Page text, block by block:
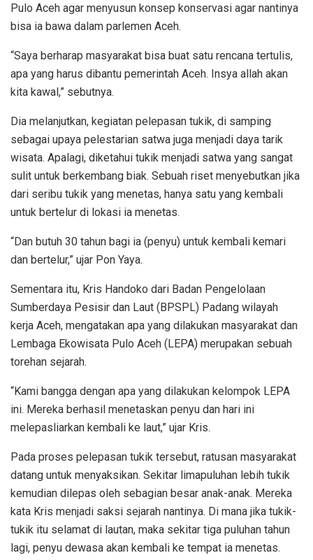
Pulo Aceh agar menyusun konsep konservasi agar nantinya
bisa ia bawa dalam parlemen Aceh.
“Saya berharap masyarakat bisa buat satu rencana tertulis,
apa yang harus dibantu pemerintah Aceh. Insya allah akan
kita kawal,” sebutnya.
Dia melanjutkan, kegiatan pelepasan tukik, di samping
sebagai upaya pelestarian satwa juga menjadi daya tarik
wisata. Apalagi, diketahui tukik menjadi satwa yang sangat
sulit untuk berkembang biak. Sebuah riset menyebutkan jika
dari seribu tukik yang menetas, hanya satu yang kembali
untuk bertelur di lokasi ia menetas.
“Dan butuh 30 tahun bagi ia (penyu) untuk kembali kemari
dan bertelur,” ujar Pon Yaya.
Sementara itu, Kris Handoko dari Badan Pengelolaan
Sumberdaya Pesisir dan Laut (BPSPL) Padang wilayah
kerja Aceh, mengatakan apa yang dilakukan masyarakat dan
Lembaga Ekowisata Pulo Aceh (LEPA) merupakan sebuah
torehan sejarah.
“Kami bangga dengan apa yang dilakukan kelompok LEPA
ini. Mereka berhasil menetaskan penyu dan hari ini
melepasliarkan kembali ke laut,” ujar Kris.
Pada proses pelepasan tukik tersebut, ratusan masyarakat
datang untuk menyaksikan. Sekitar limapuluhan lebih tukik
kemudian dilepas oleh sebagian besar anak-anak. Mereka
kata Kris menjadi saksi sejarah nantinya. Di mana jika tukik-
tukik itu selamat di lautan, maka sekitar tiga puluhan tahun
lagi, penyu dewasa akan kembali ke tempat ia menetas.